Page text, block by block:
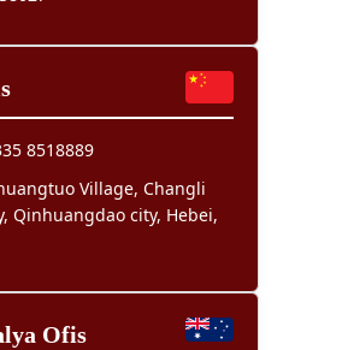
8518889
Village, Changli
Qinhuangdao city, Hebei,
Ofis